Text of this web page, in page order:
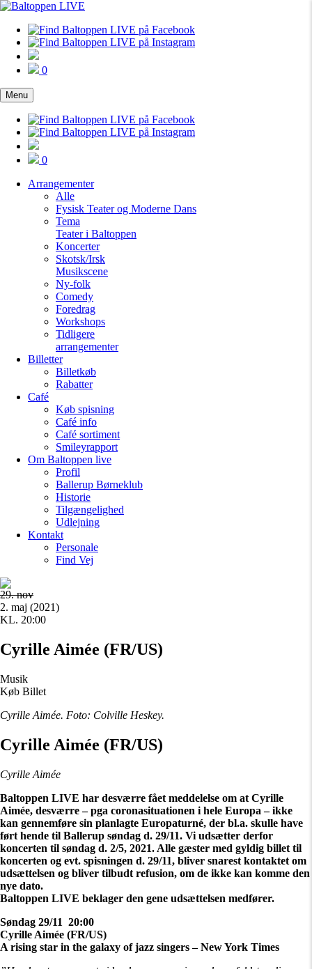
0
Menu
0
Arrangementer
Alle
Fysisk Teater og Moderne Dans
Tema
Teater i Baltoppen
Koncerter
Skotsk/Irsk
Musikscene
Ny-folk
Comedy
Foredrag
Workshops
Tidligere
arrangementer
Billetter
Billetkøb
Rabatter
Café
Køb spisning
Café info
Café sortiment
Smileyrapport
Om Baltoppen live
Profil
Ballerup Børneklub
Historie
Tilgængelighed
Udlejning
Kontakt
Personale
Find Vej
29. nov
2. maj (2021)
KL. 20:00
Cyrille Aimée (FR/US)
Musik
Køb Billet
Cyrille Aimée. Foto: Colville Heskey.
Cyrille Aimée (FR/US)
Cyrille Aimée
Baltoppen LIVE har desværre fået meddelelse om at Cyrille
Aimée, desværre – pga coronasituationen i hele Europa – ikke
kan gennemføre sin planlagte Europaturné, der bl.a. skulle have
ført hende til Ballerup søndag d. 29/11. Vi udsætter derfor
koncerten til søndag d. 2/5, 2021. Alle gæster med gyldig billet til
koncerten og evt. spisningen d. 29/11, bliver snarest kontaktet om
udsættelsen og bliver tilbudt refusion, om de ikke kan komme den
nye dato.
Baltoppen LIVE beklager den gene udsættelsen medfører.
Søndag 29/11 20:00
Cyrille Aimée (FR/US)
A rising star in the galaxy of jazz singers – New York Times